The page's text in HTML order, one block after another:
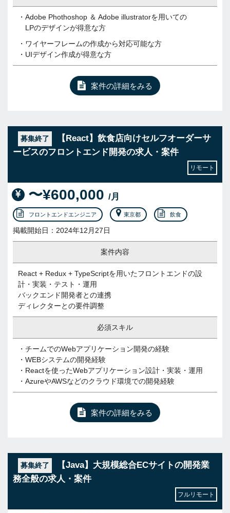
・Adobe Phothoshop ＆ Adobe illustratorを用いての
LPのデザインが得意な方
・ワイヤーフレームの作成から対応可能な方
・UIデザイン作成が得意な方
案件の詳細をみる
募集終了
【React】飲食店向けセルフオーダーサ
ービスのフロントエンド開発の求人・案件
リモート
〜¥600,000 /月
フロントエンドエンジニア 東京都 飲食
掲載開始日：2024年12月27日
案件内容
React + Redux + TypeScriptを用いたフロントエンドの設
計・実装・テスト・運用
バックエンド開発者との連携
ディレクターとの要件調整
必須スキル
・チームでのWebアプリケーション開発の経験
・WEBシステムの開発経験
・Reactを使ったWebアプリケーション設計・実装・運用
・AzureやAWSなどのクラウド環境での開発経験
案件の詳細をみる
募集終了
【Java】大規模総合ECサイトの開発業
務全般の求人・案件
フルリモート